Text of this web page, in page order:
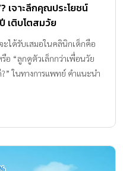
าเตรียมร่างกายลูกให้พร้อม
พอถึงเวลาที่ “เครื่องติด” ลูก
ค่ะ เรามาแอบส่องกันค่ะว่า
บ้านไหน กำลังเข้าสู่ช่วงนาที
ปี): ช่วงนี้แหละค่ะที่เสียง
“วอร์มอัพ” […]
เจาะลึกคุณประโยชน์
เติบโตสมวัย
ได้รับเสมอในคลินิกเด็กคือ
อ “ลูกดูตัวเล็กกว่าเพื่อนวัย
ในทางการแพทย์ คำแนะนำ
ของคุณพ่อคุณแม่เป็นเรื่องที่
ช่วงเวลาทอง” (Golden
Spurt) หากเลยช่วงวัยนี้ไป
ระดูก (Epiphyseal Plate)